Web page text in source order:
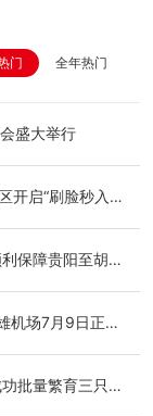
门 全年热门
盛大举行
开启“刷脸秒入
保障贵阳至胡
机场7月9日正式
批量繁育三只